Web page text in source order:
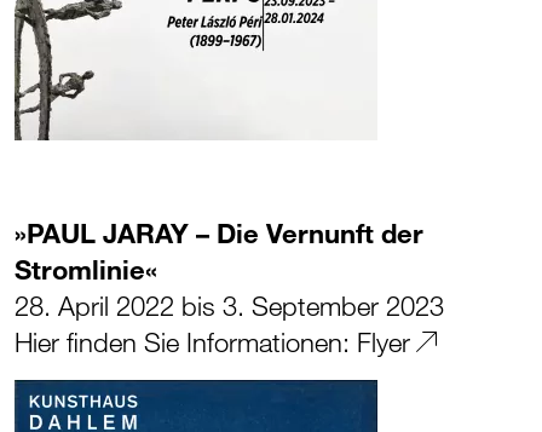
»PAUL JARAY – Die Vernunft der
Stromlinie«
28. April 2022 bis 3. September 2023
Hier finden Sie Informationen: Flyer